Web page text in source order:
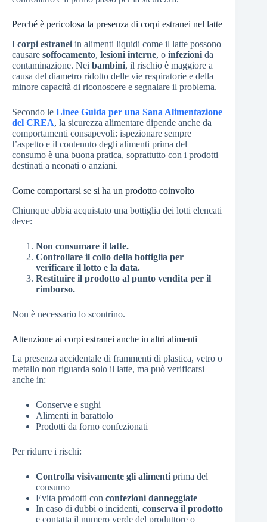
Perché è pericolosa la presenza di corpi estranei nel latte
I corpi estranei in alimenti liquidi come il latte possono
causare soffocamento, lesioni interne, o infezioni da
contaminazione. Nei bambini, il rischio è maggiore a
causa del diametro ridotto delle vie respiratorie e della
minore capacità di riconoscere e segnalare il problema.
Secondo le Linee Guida per una Sana Alimentazione
del CREA, la sicurezza alimentare dipende anche da
comportamenti consapevoli: ispezionare sempre
l’aspetto e il contenuto degli alimenti prima del
consumo è una buona pratica, soprattutto con i prodotti
destinati a neonati o anziani.
Come comportarsi se si ha un prodotto coinvolto
Chiunque abbia acquistato una bottiglia dei lotti elencati
deve:
Non consumare il latte.
Controllare il collo della bottiglia per
verificare il lotto e la data.
Restituire il prodotto al punto vendita per il
rimborso.
Non è necessario lo scontrino.
Attenzione ai corpi estranei anche in altri alimenti
La presenza accidentale di frammenti di plastica, vetro o
metallo non riguarda solo il latte, ma può verificarsi
anche in:
Conserve e sughi
Alimenti in barattolo
Prodotti da forno confezionati
Per ridurre i rischi:
Controlla visivamente gli alimenti prima del
consumo
Evita prodotti con confezioni danneggiate
In caso di dubbi o incidenti, conserva il prodotto
e contatta il numero verde del produttore o